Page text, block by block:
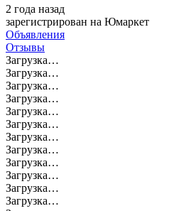
2 года назад
зарегистрирован на Юмаркет
Объявления
Отзывы
Загрузка…
Загрузка…
Загрузка…
Загрузка…
Загрузка…
Загрузка…
Загрузка…
Загрузка…
Загрузка…
Загрузка…
Загрузка…
Загрузка…